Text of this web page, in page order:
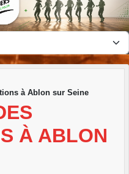
à Ablon sur Seine
À ABLON